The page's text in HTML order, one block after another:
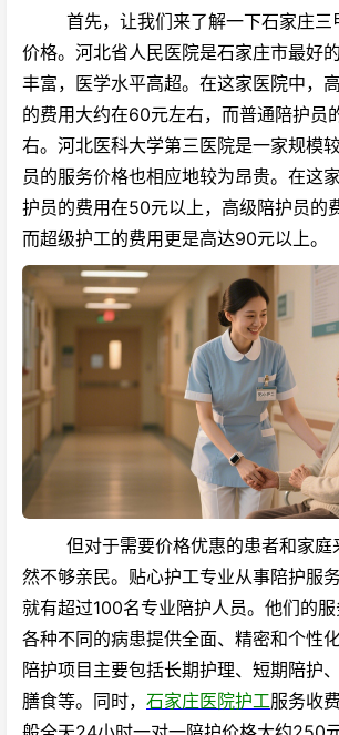
首先，让我们来了解一下石家庄三
价格。河北省人民医院是石家庄市最好
丰富，医学水平高超。在这家医院中，
的费用大约在60元左右，而普通陪护员
右。河北医科大学第三医院是一家规模
员的服务价格也相应地较为昂贵。在这
护员的费用在50元以上，高级陪护员的
而超级护工的费用更是高达90元以上。
但对于需要价格优惠的患者和家庭
然不够亲民。贴心护工专业从事陪护服
就有超过100名专业陪护人员。他们的
各种不同的病患提供全面、精密和个性
陪护项目主要包括长期护理、短期陪护
膳食等。同时， 石家庄医院护工服务收